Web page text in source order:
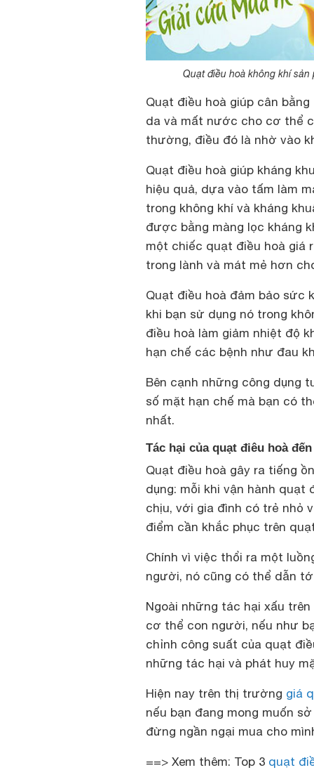
Quạt điều hoà không khí
Quạt điều hoà giúp cân
da và mất nước cho cơ thể
thường, điều đó là nhờ vào
Quạt điều hoà giúp kháng
hiệu quả, dựa vào tấm làm
trong không khí và kháng
được bằng màng lọc kháng
một chiếc quạt điều hoà giá
trong lành và mát mẻ hơn
Quạt điều hoà đảm bảo sức
khi bạn sử dụng nó trong
điều hoà làm giảm nhiệt độ
hạn chế các bệnh như đau
Bên cạnh những công dụng
số mặt hạn chế mà bạn có
nhất.
Tác hại của quạt điêu hoà
Quạt điều hoà gây ra tiếng
dụng: mỗi khi vận hành
chịu, với gia đình có trẻ nhỏ
điểm cần khắc phục trên
Chính vì việc thổi ra một
người, nó cũng có thể dẫn
Ngoài những tác hại xấu
cơ thể con người, nếu như
chỉnh công suất của quạt
những tác hại và phát huy
Hiện nay trên thị trường giá
nếu bạn đang mong muốn
đừng ngần ngại mua cho
==> Xem thêm: Top 3 quạt